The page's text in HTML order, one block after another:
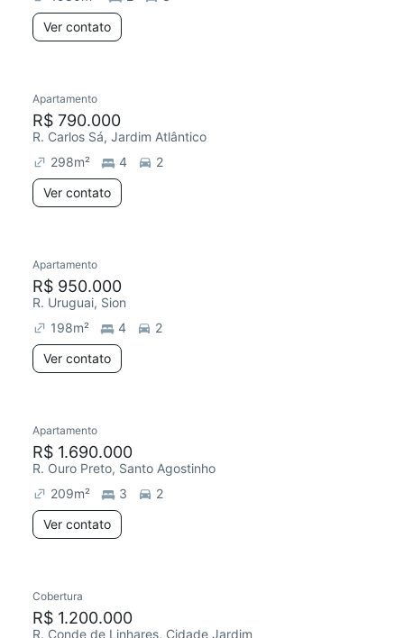
Ver contato
Apartamento
R$ 790.000
R. Carlos Sá, Jardim Atlântico
298m² 4
2
Ver contato
Apartamento
R$ 950.000
R. Uruguai, Sion
198m² 4
2
Ver contato
Apartamento
R$ 1.690.000
R. Ouro Preto, Santo Agostinho
209m² 3
2
Ver contato
Cobertura
R$ 1.200.000
R. Conde de Linhares, Cidade Jardim